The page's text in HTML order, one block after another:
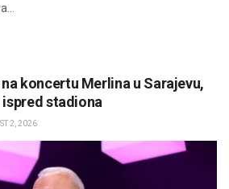
koncertu Merlina u Sarajevu,
stadiona
2, 2026